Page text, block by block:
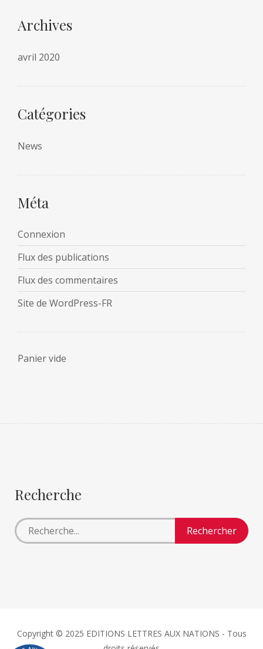
Archives
avril 2020
Catégories
News
Méta
Connexion
Flux des publications
Flux des commentaires
Site de WordPress-FR
Panier vide
Recherche
Copyright © 2025 EDITIONS LETTRES AUX NATIONS - Tous